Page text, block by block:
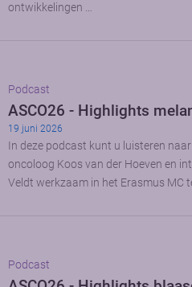
ontwikkelingen …
Podcast
ASCO26 - Highlights
19 juni 2026
In deze podcast kunt u luisteren
oncoloog Koos van der Hoeven en
Veldt werkzaam in het Erasmus MC
Podcast